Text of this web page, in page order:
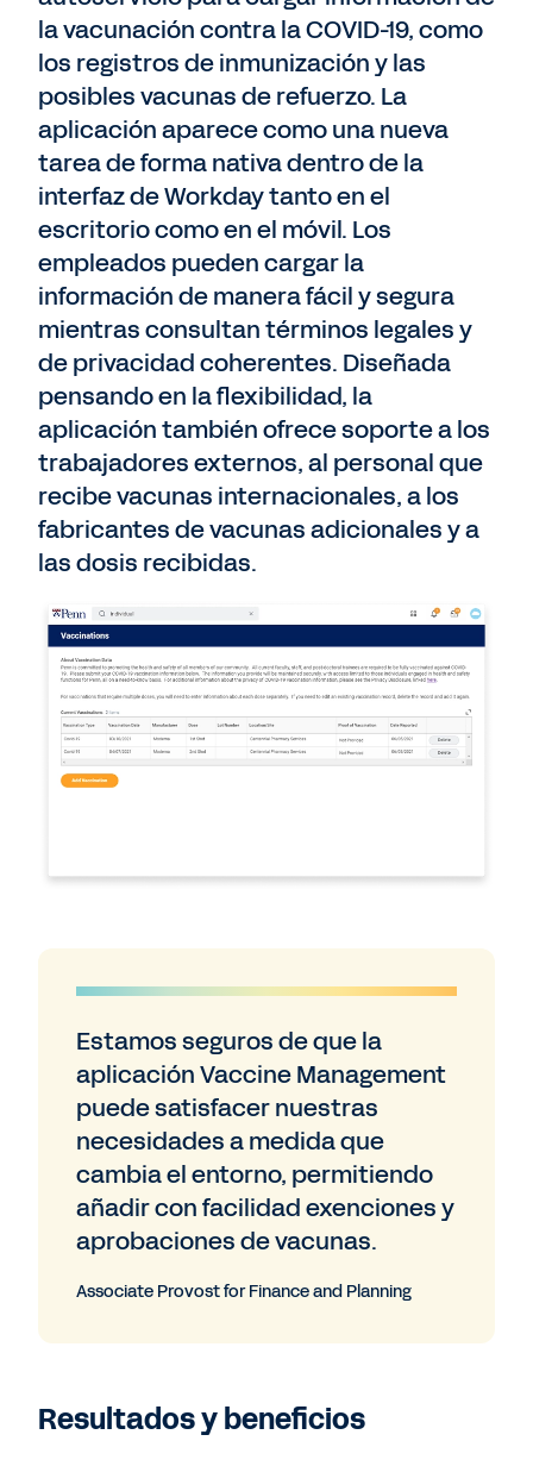
la vacunación contra la COVID-19, como
los registros de inmunización y las
posibles vacunas de refuerzo. La
aplicación aparece como una nueva
tarea de forma nativa dentro de la
interfaz de Workday tanto en el
escritorio como en el móvil. Los
empleados pueden cargar la
información de manera fácil y segura
mientras consultan términos legales y
de privacidad coherentes. Diseñada
pensando en la flexibilidad, la
aplicación también ofrece soporte a los
trabajadores externos, al personal que
recibe vacunas internacionales, a los
fabricantes de vacunas adicionales y a
las dosis recibidas.
Estamos seguros de que la
aplicación Vaccine Management
puede satisfacer nuestras
necesidades a medida que
cambia el entorno, permitiendo
añadir con facilidad exenciones y
aprobaciones de vacunas.
Associate Provost for Finance and Planning
Resultados y beneficios